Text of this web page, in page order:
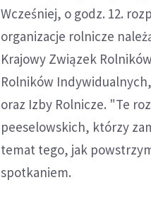
Wcześniej, o godz. 12.
organizacje rolnicze
Krajowy Związek
Rolników
oraz Izby Rolnicze. "Te
peeselowskich, którzy
temat tego, jak
spotkaniem.